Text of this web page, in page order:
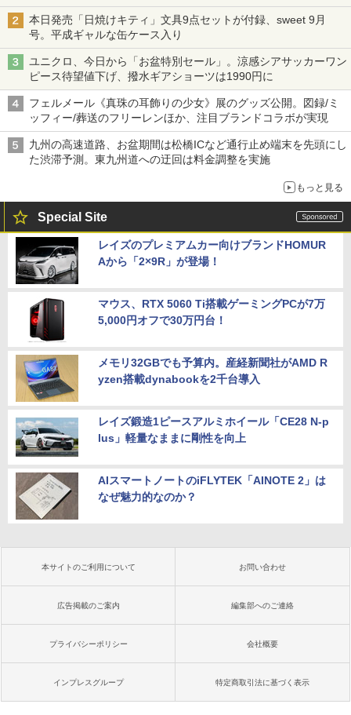
本日発売「日焼けキティ」文具9点セットが付録、sweet 9月
号。平成ギャルな缶ケース入り
ユニクロ、今日から「お盆特別セール」。涼感シアサッカーワン
ピース待望値下げ、撥水ギアショーツは1990円に
フェルメール《真珠の耳飾りの少女》展のグッズ公開。図録/ミ
ッフィー/葬送のフリーレンほか、注目ブランドコラボが実現
九州の高速道路、お盆期間は松橋ICなど通行止め端末を先頭にし
た渋滞予測。東九州道への迂回は料金調整を実施
もっと見る
Special Site
レイズのプレミアムカー向けブランドHOMUR
Aから「2×9R」が登場！
マウス、RTX 5060 Ti搭載ゲーミングPCが7万
5,000円オフで30万円台！
メモリ32GBでも予算内。産経新聞社がAMD R
yzen搭載dynabookを2千台導入
レイズ鍛造1ピースアルミホイール「CE28 N-p
lus」軽量なままに剛性を向上
AIスマートノートのiFLYTEK「AINOTE 2」は
なぜ魅力的なのか？
本サイトのご利用について お問い合わせ
広告掲載のご案内 編集部へのご連絡
プライバシーポリシー 会社概要
インプレスグループ 特定商取引法に基づく表示